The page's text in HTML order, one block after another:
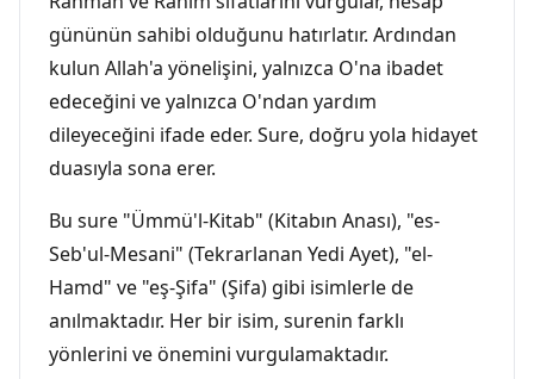
gününün sahibi olduğunu hatırlatır. Ardından
kulun Allah'a yönelişini, yalnızca O'na ibadet
edeceğini ve yalnızca O'ndan yardım
dileyeceğini ifade eder. Sure, doğru yola hidayet
duasıyla sona erer.
Bu sure "Ümmü'l-Kitab" (Kitabın Anası), "es-
Seb'ul-Mesani" (Tekrarlanan Yedi Ayet), "el-
Hamd" ve "eş-Şifa" (Şifa) gibi isimlerle de
anılmaktadır. Her bir isim, surenin farklı
yönlerini ve önemini vurgulamaktadır.